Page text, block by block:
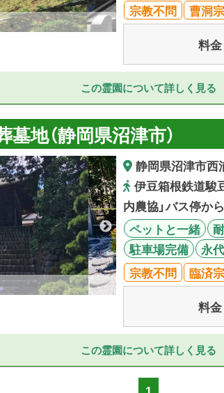
宗教不問
曹洞宗
料金
この霊園について詳しく見る
地（静岡県沼津市）
静岡県沼津市西
伊豆箱根鉄道駿
内農協」バス停か
ペットと一緒
駐車場完備
永
宗教不問
臨済宗
料金
この霊園について詳しく見る